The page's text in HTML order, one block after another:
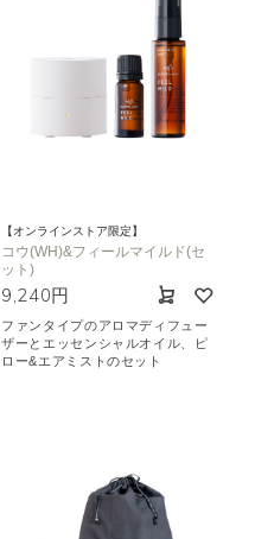
【オンラインストア限定】
コウ(WH)&フィールマイルド(セ
ット)
9,240円
ファンタイプのアロマディフュー
ザーとエッセンシャルオイル、ピ
ロー&エアミストのセット